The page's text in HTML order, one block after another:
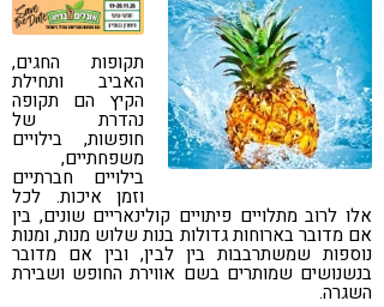
תקופות החגים,
האביב ותחילת
הקיץ הם תקופה
נהדרת של
חופשות, בילויים
משפחתיים,
בילויים חברתיים
וזמן איכות. לכל
אלו לרוב מתלויים פיתויים קולינאריים שונים, בין
אם מדובר בארוחות גדולות בנות שלוש מנות, ומנות
נוספות שמשתרבבות בין לבין, ובין אם מדובר
בנשנושים שמותרים בשם אווירת החופש ושבירת
השגרה.